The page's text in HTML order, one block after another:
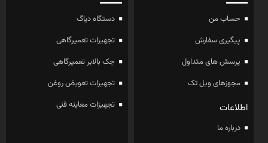
حساب من
پیگیری سفارش
پرسش های متداول
مجوزهای ویل تک
اطلاعات
درباره ما
دستگاه دیاگ
تجهیزات تعمیرگاهی
جک بالابر تعمیرگاهی
تجهیزات تعویض روغن
تجهیزات معاینه فنی